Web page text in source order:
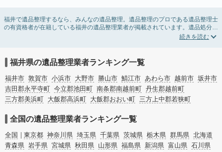
福井で遺品整理するなら、みんなの遺品整理。遺品整理のプロである遺品整理士
の有資格者が在籍している福井の遺品整理業者が掲載されています。遺品処分を
即日対応してくれる実家の片付け業者や遺品整理会社を比較できます。福井の遺
ょう。
ゴミの処分方法や親の家の遺品整理をはじめる時期などお役立ち情報も豊富なの
で、チェックしてみてください。
福井県の遺品整理業者ランキング一覧
福井市 敦賀市 小浜市 大野市 勝山市 鯖江市 あわら市 越前市 坂井市
吉田郡永平寺町 今立郡池田町 南条郡南越前町 丹生郡越前町
三方郡美浜町 大飯郡高浜町 大飯郡おおい町 三方上中郡若狭町
全国の遺品整理業者ランキング一覧
全国 東京都 神奈川県 埼玉県 千葉県 茨城県 栃木県 群馬県 北海道
青森県 岩手県 宮城県 秋田県 山形県 福島県 新潟県 富山県 石川県